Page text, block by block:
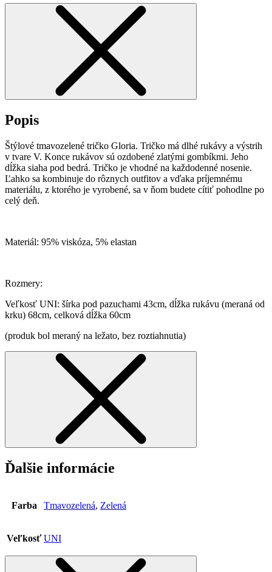
Popis
Štýlové tmavozelené tričko Gloria. Tričko má dlhé rukávy a výstrih
v tvare V. Konce rukávov sú ozdobené zlatými gombíkmi. Jeho
dĺžka siaha pod bedrá. Tričko je vhodné na každodenné nosenie.
Ľahko sa kombinuje do rôznych outfitov a vďaka príjemnému
materiálu, z ktorého je vyrobené, sa v ňom budete cítiť pohodlne po
celý deň.
Materiál: 95% viskóza, 5% elastan
Rozmery:
Veľkosť UNI: šírka pod pazuchami 43cm, dĺžka rukávu (meraná od
krku) 68cm, celková dĺžka 60cm
(produk bol meraný na ležato, bez roztiahnutia)
Ďalšie informácie
Farba Tmavozelená, Zelená
Veľkosť UNI